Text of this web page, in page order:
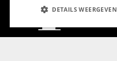
DETAILS WEERGEVEN